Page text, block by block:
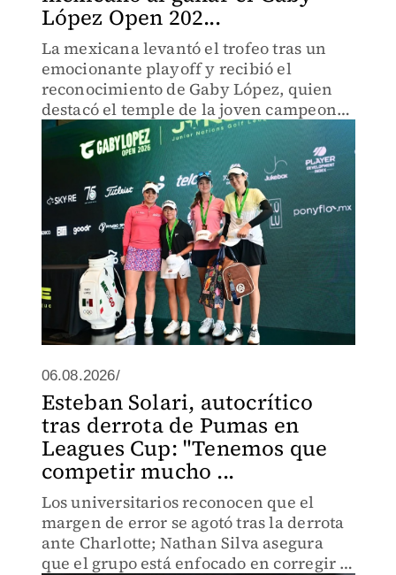
López Open 202...
La mexicana levantó el trofeo tras un
emocionante playoff y recibió el
reconocimiento de Gaby López, quien
destacó el temple de la joven campeona
y el crecimiento de una nueva
generación de golfistas.
06.08.2026/
Esteban Solari, autocrítico
tras derrota de Pumas en
Leagues Cup: "Tenemos que
competir mucho ...
Los universitarios reconocen que el
margen de error se agotó tras la derrota
ante Charlotte; Nathan Silva asegura
que el grupo está enfocado en corregir y